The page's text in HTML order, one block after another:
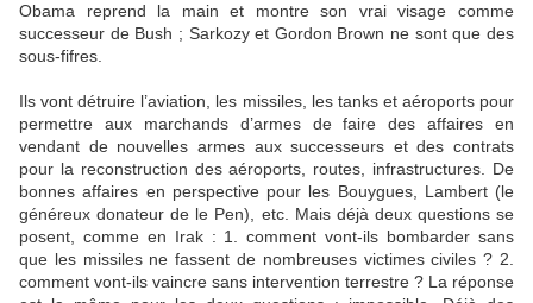
Obama reprend la main et montre son vrai visage comme
successeur de Bush ; Sarkozy et Gordon Brown ne sont que des
sous-fifres.
Ils vont détruire l’aviation, les missiles, les tanks et aéroports pour
permettre aux marchands d’armes de faire des affaires en
vendant de nouvelles armes aux successeurs et des contrats
pour la reconstruction des aéroports, routes, infrastructures. De
bonnes affaires en perspective pour les Bouygues, Lambert (le
généreux donateur de le Pen), etc. Mais déjà deux questions se
posent, comme en Irak : 1. comment vont-ils bombarder sans
que les missiles ne fassent de nombreuses victimes civiles ? 2.
comment vont-ils vaincre sans intervention terrestre ? La réponse